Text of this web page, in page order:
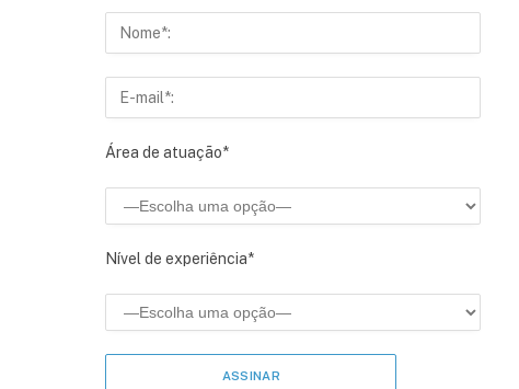
Área de atuação*
Nível de experiência*